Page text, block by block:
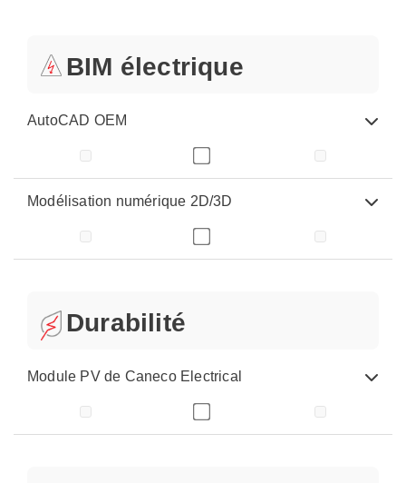
BIM électrique
AutoCAD OEM
Modélisation numérique 2D/3D
Durabilité
Module PV de Caneco Electrical